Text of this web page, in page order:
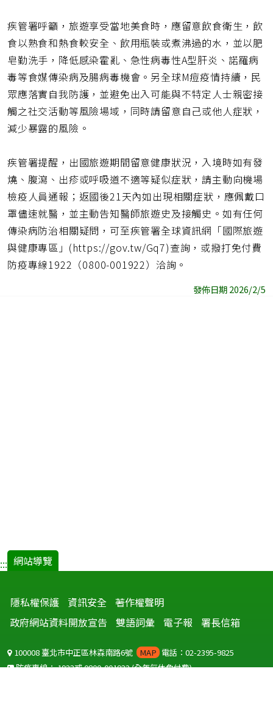
疾管署呼籲，旅遊享受當地美食時，應留意飲食衛生，飲
食以熟食和熱食較安全、飲用瓶裝或煮沸過的水，並以肥
皂勤洗手，降低感染霍亂、急性病毒性A型肝炎、諾羅病
毒等食媒傳染病及腸病毒機會。另全球M痘疫情持續，民
眾應落實自我防護，並避免出入可能與不特定人士親密接
觸之社交活動等風險場域，同時請留意自己或他人症狀，
減少暴露的風險。
疾管署提醒，出國旅遊期間留意健康狀況，入境時如有發
燒、腹瀉、出疹或呼吸道不適等疑似症狀，請主動向機場
檢疫人員通報；返國後21天內如出現相關症狀，應佩戴口
罩儘速就醫，並主動告知醫師旅遊史及接觸史。如有任何
傳染病防治相關疑問，可至疾管署全球資訊網「國際旅遊
與健康專區」(https://gov.tw/Gq7)查詢，或撥打免付費
防疫專線1922（0800-001922）洽詢。
發佈日期 2026/2/5
::: 網站導覽
隱私權保護 資訊安全 著作權聲明
政府網站資料開放宣告
雙語詞彙 電子報 署長信箱
100008 臺北市中正區林森南路6號 MAP 電話：02-2395-9825
防疫專線：1922或0800-001922(全年無休免付費)